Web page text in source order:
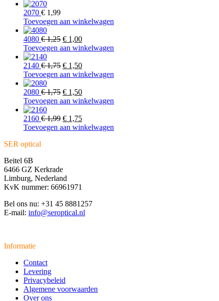
2070 € 1,99
Toevoegen aan winkelwagen
4080 €1,25 Oorspronkelijke
prijs
€ 1,25.
€ 1,00Huidige
prijs
€ 1,00.
Toevoegen aan winkelwagen
2140 €1,75 Oorspronkelijke
prijs
€ 1,75.
€ 1,50Huidige
prijs
€ 1,50.
Toevoegen aan winkelwagen
2080 €1,75 Oorspronkelijke
prijs
€ 1,75.
€ 1,50Huidige
prijs
€ 1,50.
Toevoegen aan winkelwagen
2160 €1,99 Oorspronkelijke
prijs
€ 1,75Huidige
prijs
Toevoegen aan winkelwagen
SER optical
Beitel 6B
6466 GZ Kerkrade
Limburg, Nederland
KvK nummer: 66961971
Bel ons nu: +31 45 8881257
E-mail: info@seroptical.nl
Informatie
Contact
Levering
Privacybeleid
Algemene voorwaarden
Over ons